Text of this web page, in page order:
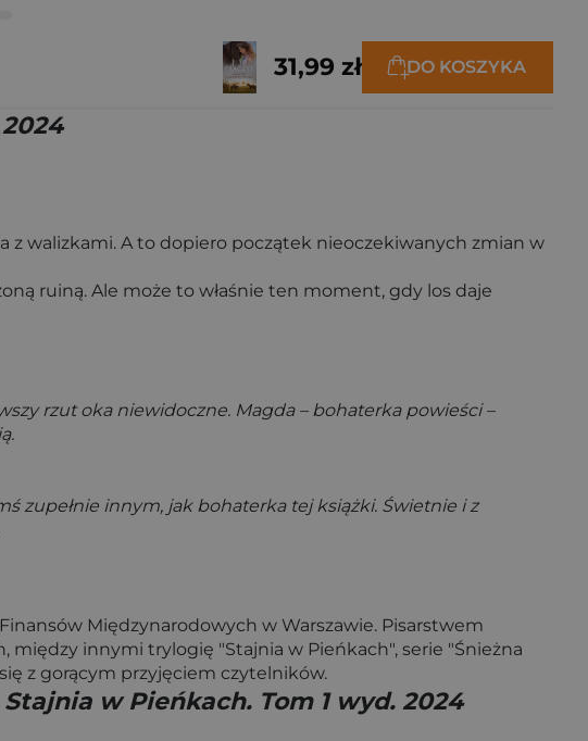
31,99 zł DO KOSZYKA
z walizkami. A to dopiero początek nieoczekiwanych zmian w
ruiną. Ale może to właśnie ten moment, gdy los daje
rzut oka niewidoczne. Magda – bohaterka powieści –
zupełnie innym, jak bohaterka tej książki. Świetnie i z
Międzynarodowych w Warszawie. Pisarstwem
między innymi trylogię "Stajnia w Pieńkach", serie "Śnieżna
z gorącym przyjęciem czytelników.
w Pieńkach. Tom 1 wyd. 2024